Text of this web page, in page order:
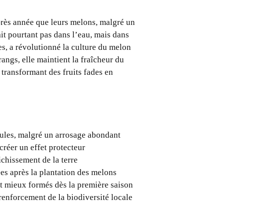
année que leurs melons, malgré un
pourtant pas dans l’eau, mais dans
a révolutionné la culture du melon
elle maintient la fraîcheur du
des fruits fades en
malgré un arrosage abondant
un effet protecteur
de la terre
après la plantation des melons
mieux formés dès la première saison
de la biodiversité locale